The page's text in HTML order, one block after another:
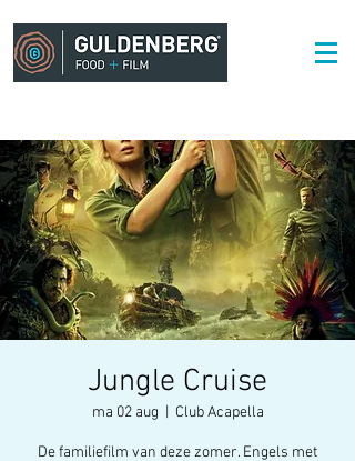
Jungle Cruise
ma 02 aug Club Acapella
De familiefilm van deze zomer. Engels met